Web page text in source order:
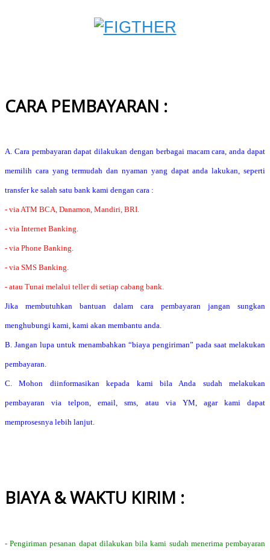
CARA PEMBAYARAN :
A. Cara pembayaran dapat dilakukan dengan berbagai macam cara, anda dapat
memilih cara yang termudah dan nyaman yang dapat anda lakukan, seperti
transfer ke salah satu bank kami dengan cara :
- via ATM BCA, Danamon, Mandiri, BRI.
- via Internet Banking.
- via Phone Banking.
- via SMS Banking.
- atau Tunai melalui teller di setiap cabang bank.
Jika membutuhkan bantuan dalam cara pembayaran jangan sungkan
menghubungi kami, kami akan membantu anda.
B. Jangan lupa untuk menambahkan “biaya pengiriman” pada saat melakukan
pembayaran.
C. Mohon diinformasikan kepada kami bila Anda sudah melakukan
pembayaran via telpon, email, sms, atau via YM, agar kami dapat
memprosesnya lebih lanjut.
BIAYA & WAKTU KIRIM :
- Pengiriman pesanan dapat dilakukan bila kami sudah menerima pembayaran